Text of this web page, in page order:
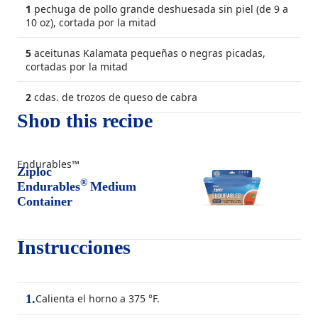
1 pechuga de pollo grande deshuesada sin piel (de 9 a
10 oz), cortada por la mitad
5 aceitunas Kalamata pequeñas o negras picadas,
cortadas por la mitad
2 cdas. de trozos de queso de cabra
Shop this recipe
Endurables™
Ziploc
Endurables® Medium
Container
Instrucciones
1.Calienta el horno a 375 °F.